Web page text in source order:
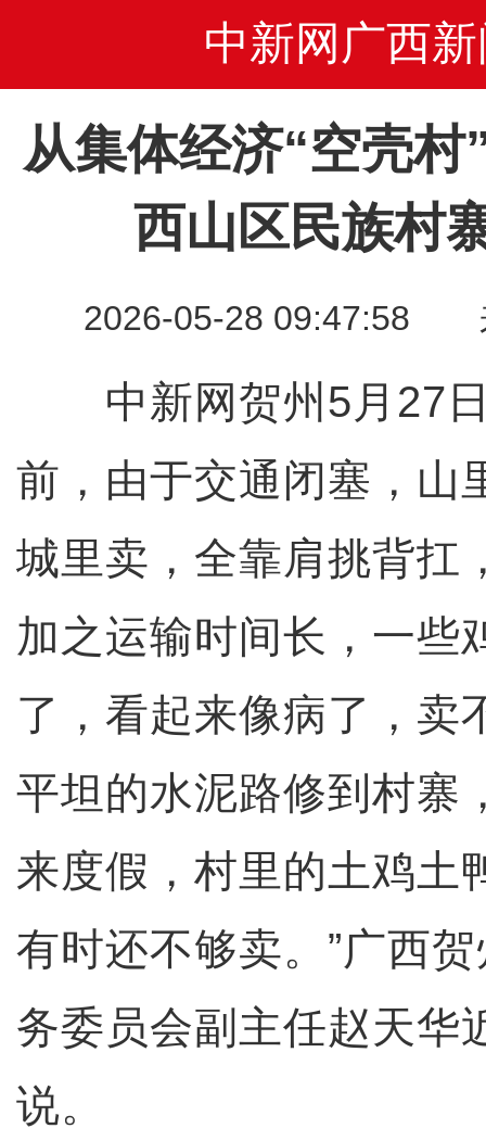
中新网广西新
从集体经济“空壳村
西山区民族村
2026-05-28 09:47:58
中新网贺州5月27日
前，由于交通闭塞，山
城里卖，全靠肩挑背扛
加之运输时间长，一些
了，看起来像病了，卖
平坦的水泥路修到村寨
来度假，村里的土鸡土
有时还不够卖。”广西
务委员会副主任赵天华
说。